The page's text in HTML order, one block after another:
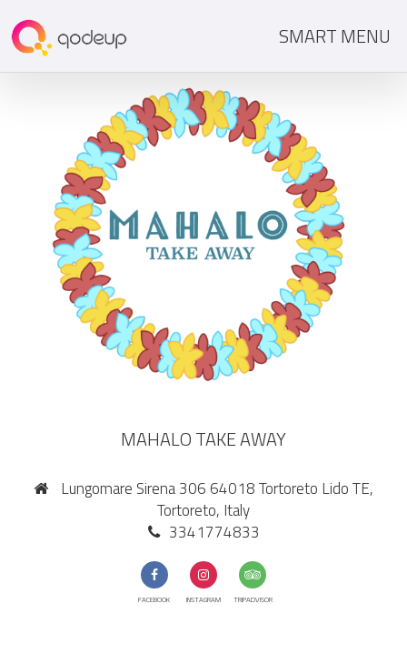
SMART MENU
MAHALO TAKE AWAY
Lungomare Sirena 306 64018 Tortoreto Lido TE,
Tortoreto, Italy
3341774833
FACEBOOK INSTAGRAM TRIPADVISOR